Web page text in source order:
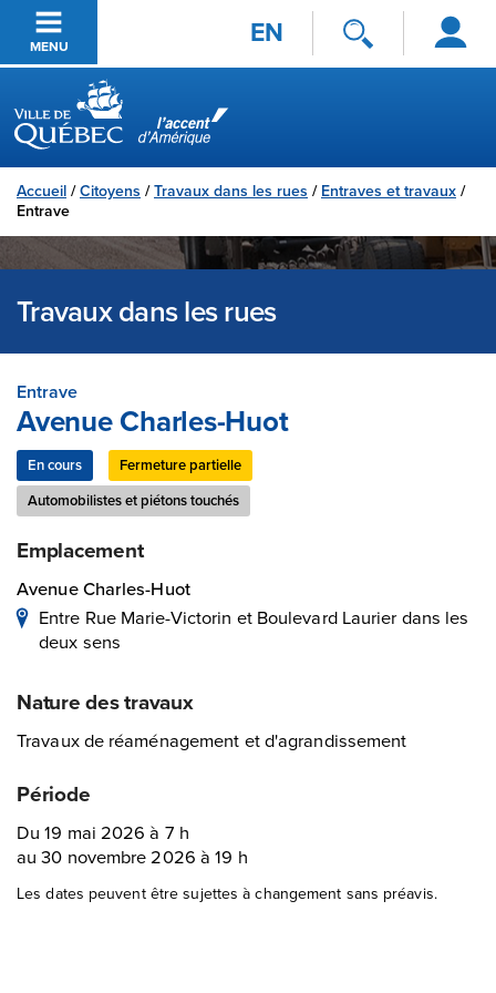
Passer au contenu principal
MENU EN
Se
connecter
Ville de Québec
Accueil /Citoyens /Travaux dans les rues / Entraves et travaux /
Entrave
Travaux dans les rues
Entrave
Avenue Charles-Huot
En cours
Fermeture partielle
Automobilistes et piétons touchés
Emplacement
Avenue Charles-Huot
Entre Rue Marie-Victorin et Boulevard Laurier dans les
deux sens
Nature des travaux
Travaux de réaménagement et d'agrandissement
Période
Du 19 mai 2026 à 7 h
au 30 novembre 2026 à 19 h
Les dates peuvent être sujettes à changement sans préavis.